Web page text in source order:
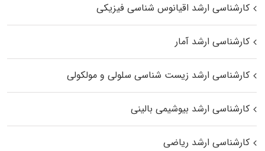
کارشناسی ارشد اقیانوس‌ شناسی فیزیکی
کارشناسی ارشد آمار
کارشناسی ارشد زیست شناسی سلولی و مولکولی
کارشناسی ارشد بیوشیمی بالینی
کارشناسی ارشد ریاضی